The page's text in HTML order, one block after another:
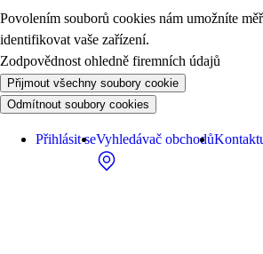
Povolením souborů cookies nám umožníte
identifikovat vaše zařízení.
Zodpovědnost ohledně firemních údajů
Přijmout všechny soubory cookie
Odmítnout soubory cookies
Přihlásit seVyhledávač obchodů